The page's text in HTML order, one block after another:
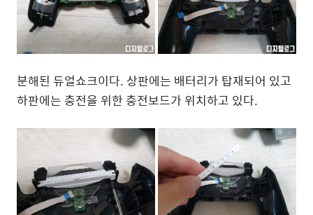
분해된 듀얼쇼크이다. 상판에는 배터리가 탑재되어 있고
하판에는 충전을 위한 충전보드가 위치하고 있다.